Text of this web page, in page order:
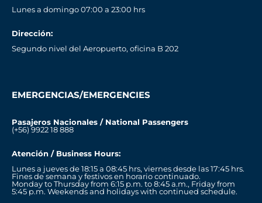
Lunes a domingo 07:00 a 23:00 hrs
Dirección:
Segundo nivel del Aeropuerto, oficina B 202
EMERGENCIAS/EMERGENCIES
Pasajeros Nacionales / National Passengers
(+56) 9922 18 888
Atención / Business Hours:
Lunes a jueves de 18:15 a 08:45 hrs, viernes desde las 17:45 hrs.
Fines de semana y festivos en horario continuado.
Monday to Thursday from 6:15 p.m. to 8:45 a.m., Friday from
5:45 p.m. Weekends and holidays with continued schedule.